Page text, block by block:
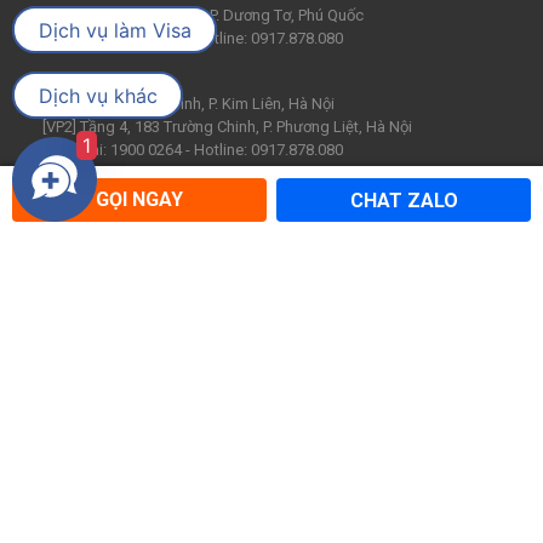
GỌI NGAY CHAT ZALO
Tổ 4, Đ. Trần Hưng Đạo, P. Dương Tơ, Phú Quốc
Tổng đài: 1900 0264 - Hotline: 0917.878.080
Hà Nội:
[VP1] 390 Trường Chinh, P. Kim Liên, Hà Nội
[VP2] Tầng 4, 183 Trường Chinh, P. Phương Liệt, Hà Nội
Tổng đài: 1900 0264 - Hotline: 0917.878.080
Hải Phòng:
246 Hai Bà Trưng, P. Lê Chân, Hải Phòng
Dịch vụ làm Visa
Dịch vụ khác
1